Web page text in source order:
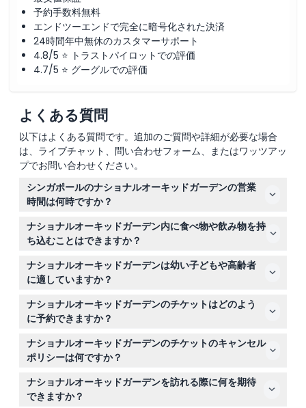
予約手数料無料
エンドツーエンドで完全に暗号化された決済
24時間年中無休のカスタマーサポート
4.8/5 ⭐ トラストパイロットでの評価
4.7/5 ⭐ グーグルでの評価
よくある質問
以下はよくある質問です。追加のご質問や詳細が必要な場合
は、ライブチャット、問い合わせフォーム、またはワッツアッ
プでお問い合わせください。
シンガポールのナショナルオーキッドガーデンの営業
時間は何時ですか？
ナショナルオーキッドガーデンは毎日午前8時30分から午
後7時まで開園しており、最終入場は午後6時までです
（変更の可能性がありますので、ご予約時にご確認くださ
い）。
ナショナルオーキッドガーデン内に食べ物や飲み物を持
ち込むことはできますか？
ナショナルオーキッドガーデンの温室内、特にセムコープ
クールハウスエリアでは、食べ物と飲み物の持ち込みは厳
禁です。
ナショナルオーキッドガーデンは幼い子どもや高齢者
に適していますか？
はい、12歳未満の子どもは無料で入場でき、60歳以上の
高齢者および12歳以上の学生はチケットカウンターで特別
割引を受けられます。
ナショナルオーキッドガーデンのチケットはどのよう
に予約できますか？
このウェブサイトから直接オンラインでチケットを予約す
ることで、ご希望の日付と時間にナショナルオーキッドガ
ーデンへの入場が確保できます。
ナショナルオーキッドガーデンのチケットのキャンセル
ポリシーは何ですか？
チケットは返金不可で、いかなる場合もキャンセルはでき
ませんので、ご予約前に計画を十分にご確認ください。
ナショナルオーキッドガーデンを訪れる際に何を期待
できますか？